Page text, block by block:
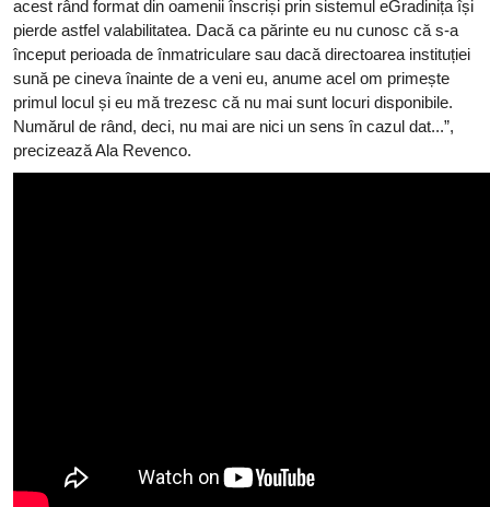
acest rând format din oamenii înscriși prin sistemul eGradinița își
pierde astfel valabilitatea. Dacă ca părinte eu nu cunosc că s-a
început perioada de înmatriculare sau dacă directoarea instituției
sună pe cineva înainte de a veni eu, anume acel om primește
primul locul și eu mă trezesc că nu mai sunt locuri disponibile.
Numărul de rând, deci, nu mai are nici un sens în cazul dat...”,
precizează Ala Revenco.